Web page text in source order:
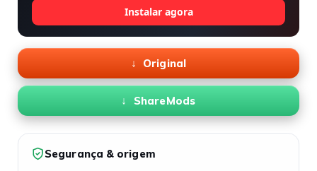
Instalar agora
Original
ShareMods
Segurança & origem